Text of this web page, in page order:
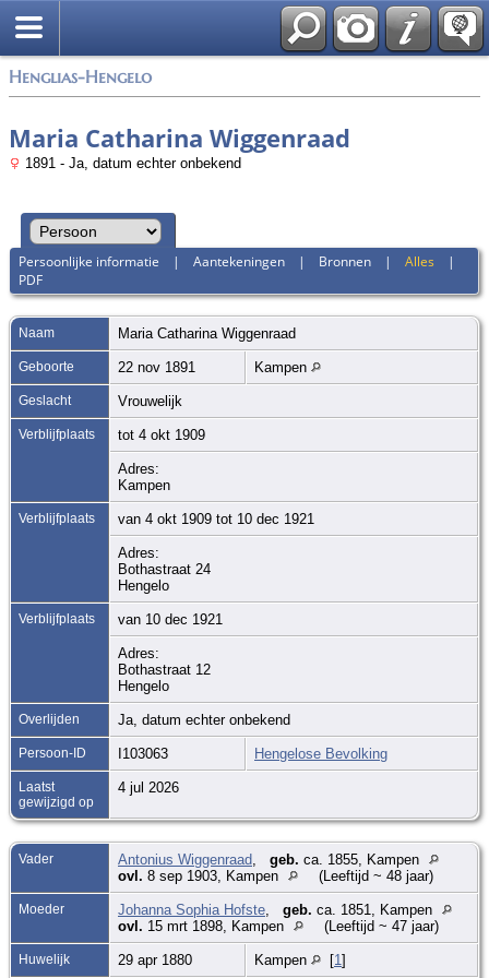
Henglias-Hengelo
Maria Catharina Wiggenraad
1891 - Ja, datum echter onbekend
Persoonlijke informatie |Aantekeningen | Bronnen |Alles |
PDF
Naam Maria Catharina Wiggenraad
Geboorte 22 nov 1891 Kampen
Geslacht Vrouwelijk
Verblijfplaats tot 4 okt 1909
Adres:
Kampen
Verblijfplaats van 4 okt 1909 tot 10 dec 1921
Adres:
Bothastraat 24
Hengelo
Verblijfplaats van 10 dec 1921
Adres:
Bothastraat 12
Hengelo
Overlijden Ja, datum echter onbekend
Persoon-ID I103063 Hengelose Bevolking
Laatst
gewijzigd op
4 jul 2026
Vader Antonius Wiggenraad geb. ca. 1855, Kampen
ovl. 8 sep 1903, Kampen (Leeftijd ~ 48 jaar)
Moeder Johanna Sophia Hofste geb. ca. 1851, Kampen
ovl. 15 mrt 1898, Kampen (Leeftijd ~ 47 jaar)
Huwelijk 29 apr 1880 Kampen [1]